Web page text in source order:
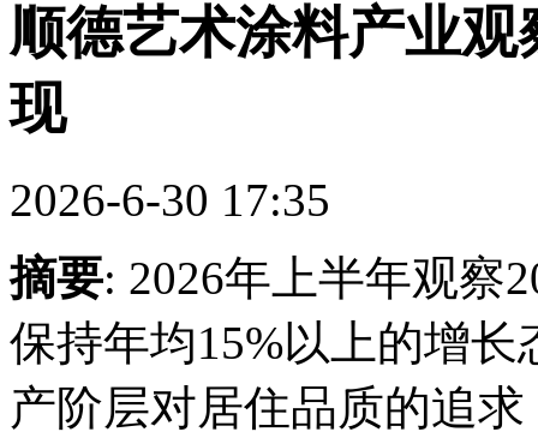
顺德艺术涂料产业
现
2026-6-30 17:35
摘要: 2026年上半年观察
保持年均15%以上的增
产阶层对居住品质的追